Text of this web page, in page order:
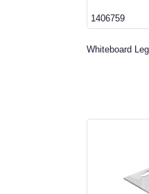
1406759
Whiteboard